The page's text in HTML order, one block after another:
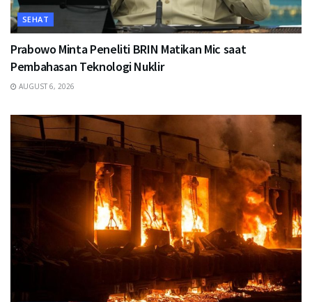
SEHAT
Prabowo Minta Peneliti BRIN Matikan Mic saat
Pembahasan Teknologi Nuklir
AUGUST 6, 2026